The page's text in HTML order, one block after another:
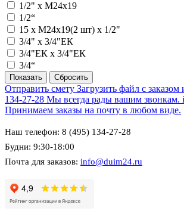
1/2" х M24x19
1/2“
15 х M24x19(2 шт) х 1/2"
3/4" х 3/4"ЕК
3/4"ЕК х 3/4"ЕК
3/4“
Отправить смету Загрузить файл с заказом
134-27-28 Мы всегда рады вашим звонкам.
Принимаем заказы на почту в любом виде.
Наш телефон: 8 (495) 134-27-28
Будни: 9:30-18:00
Почта для заказов: info@duim24.ru